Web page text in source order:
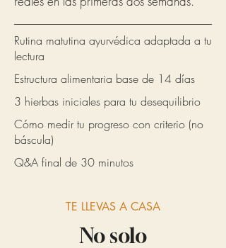
Rutina matutina ayurvédica adaptada a tu
lectura
Estructura alimentaria base de 14 días
3 hierbas iniciales para tu desequilibrio
Cómo medir tu progreso con criterio (no
báscula)
Q&A final de 30 minutos
TE LLEVAS A CASA
No solo